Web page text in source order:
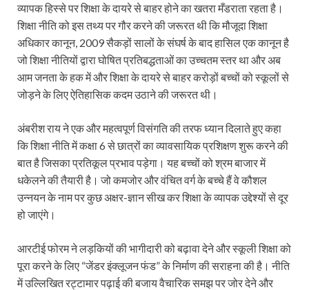
व्यापक हिस्से पर शिक्षा के दायरे से बाहर होने का खतरा मँडराता रहता है।
शिक्षा नीति को इस तथ्य पर गौर करने की जरूरत थी कि मौजूदा शिक्षा
अधिकार कानून, 2009 सैकड़ों सालों के संघर्ष के बाद हासिल एक कानून है
जो शिक्षा नीतियों द्वारा घोषित प्रतिबद्धताओं का उच्चतम स्तर था और अब
आम जनता के हक में और शिक्षा के दायरे से बाहर करोड़ों बच्चों को स्कूलों से
जोड़ने के लिए ऐतिहासिक कदम उठाने की जरूरत थी।
अंबरीश राय ने एक और महत्वपूर्ण विसंगति की तरफ ध्यान दिलाते हुए कहा
कि शिक्षा नीति में कक्षा 6 से छात्रों का व्यावसायिक प्रशिक्षण शुरू करने की
बात है जिसका प्रतिकूल प्रभाव पड़ेगा। यह बच्चों को श्रम बाजार में
धकेलने की तैयारी है। जो कमजोर और वंचित वर्ग के बच्चे हैं वे कौशल
उन्नयन के नाम पर कुछ अक्षर-ज्ञान सीख कर शिक्षा के व्यापक उद्देश्यों से दूर
हो जाएंगे।
आरटीई फोरम ने लड़कियों की भागीदारी को बढ़ावा देने और स्कूली शिक्षा को
पूरा करने के लिए “जेंडर इंक्लूजन फंड” के निर्माण की सराहना की है। नीति
में उल्लिखित रट्टामार पढ़ाई की बजाय वैचारिक समझ पर जोर देने और